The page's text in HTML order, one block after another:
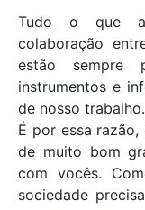
Tudo o que
colaboração
estão sempre
instrumentos e
de nosso trabalho.
É por essa
de muito bom
com vocês.
sociedade